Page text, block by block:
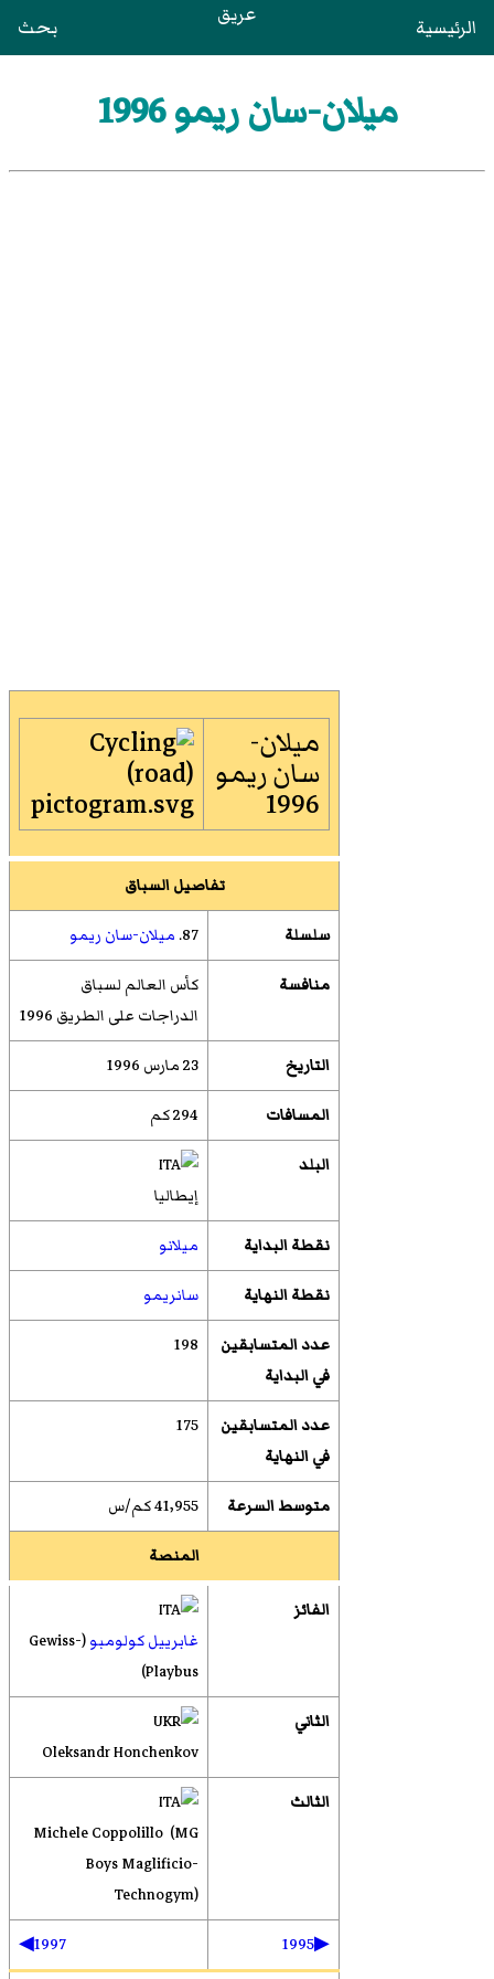
الرئيسية عريق بحث
ميلان-سان ريمو 1996
ميلان-
سان ريمو
1996
تفاصيل السباق
سلسلة 87. ميلان-سان ريمو
منافسة
كأس العالم لسباق
الدراجات على الطريق 1996
التاريخ 23 مارس 1996
المسافات 294 كم
البلد
إيطاليا
نقطة البداية ميلانو
نقطة النهاية سانريمو
عدد المتسابقين
في البداية
198
عدد المتسابقين
في النهاية
175
متوسط السرعة 41٫955 كم/س
المنصة
الفائز
غابرييل كولومبو (Gewiss-
Playbus)
الثاني
Oleksandr Honchenkov
الثالث
Michele Coppolillo (MG
Boys Maglificio-
Technogym)
▶1995
1997◀